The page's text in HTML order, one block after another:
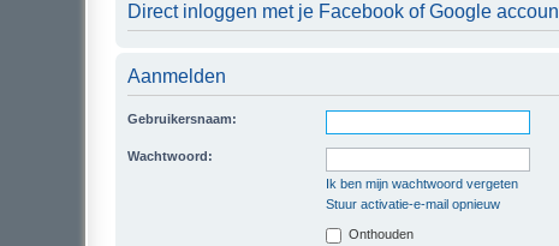
Direct inloggen met je Facebook of Google
Aanmelden
Gebruikersnaam:
Wachtwoord:
Ik ben mijn wachtwoord vergeten
Stuur activatie-e-mail opnieuw
Onthouden